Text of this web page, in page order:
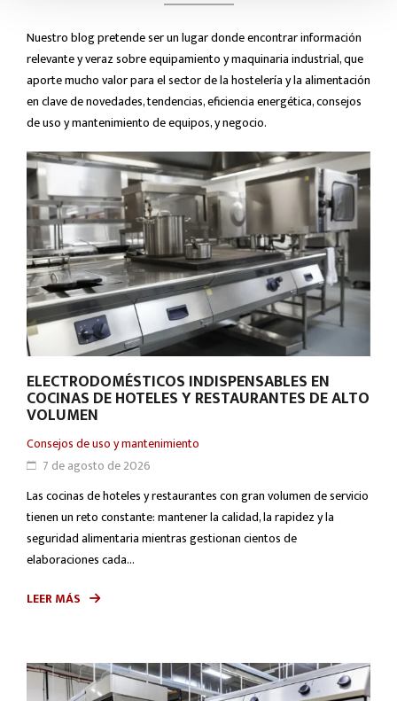
Nuestro blog pretende ser un lugar donde encontrar información
relevante y veraz sobre equipamiento y maquinaria industrial, que
aporte mucho valor para el sector de la hostelería y la alimentación
en clave de novedades, tendencias, eficiencia energética, consejos
de uso y mantenimiento de equipos, y negocio.
ELECTRODOMÉSTICOS INDISPENSABLES EN
COCINAS DE HOTELES Y RESTAURANTES DE ALTO
VOLUMEN
Consejos de uso y mantenimiento
7 de agosto de 2026
Las cocinas de hoteles y restaurantes con gran volumen de servicio
tienen un reto constante: mantener la calidad, la rapidez y la
seguridad alimentaria mientras gestionan cientos de
elaboraciones cada...
LEER MÁS